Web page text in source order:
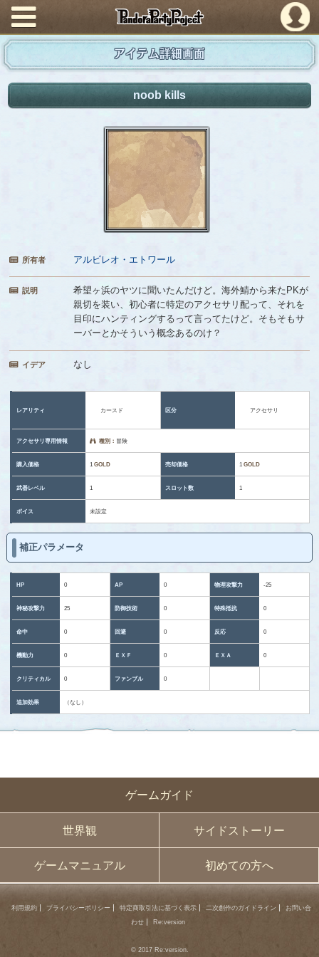
PandoraPartyProject
ゲームガイド
世界観 サイドストーリー
ゲームマニュアル 初めての方へ
アイテム詳細画面
noob kills
所有者 アルビレオ・エトワール
説明
希望ヶ浜のヤツに聞いたんだけど。海外鯖から来たPKが
親切を装い、初心者に特定のアクセサリ配って、それを
目印にハンティングするって言ってたけど。そもそもサ
ーバーとかそういう概念あるのけ？
イデア なし
レアリティ カースド 区分 アクセサリ
アクセサリ専用情報 種別： 冒険
購入価格 1GOLD 売却価格 1GOLD
武器レベル 1 スロット数 1
ボイス 未設定
補正パラメータ
HP 0 AP 0 物理攻撃力 -25
神秘攻撃力 25 防御技術 0 特殊抵抗 0
命中 0 回避 0 反応 0
機動力 0 ＥＸＦ 0 ＥＸＡ 0
クリティカル 0 ファンブル 0
追加効果 （なし）
利用規約 プライバシーポリシー 特定商取引法に基づく表示 二次創作のガイドライン
お問い合
わせ
Re:version
© 2017 Re:version.